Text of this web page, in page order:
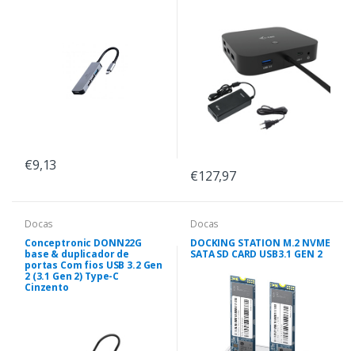
€9,13
€127,97
Docas
Conceptronic DONN22G
base & duplicador de
portas Com fios USB 3.2 Gen
2 (3.1 Gen 2) Type-C
Cinzento
Docas
DOCKING STATION M.2 NVME
SATA SD CARD USB3.1 GEN 2